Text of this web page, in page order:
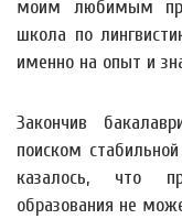
моим любимым
школа по
именно на опыт и
Закончив
поиском
казалось, что
образования не